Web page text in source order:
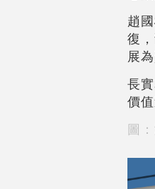
趙
復
展
長
價
圖